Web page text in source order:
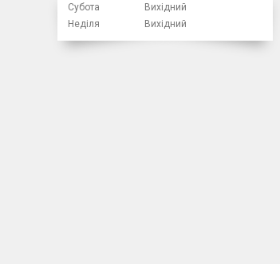
Субота
Вихідний
Неділя
Вихідний